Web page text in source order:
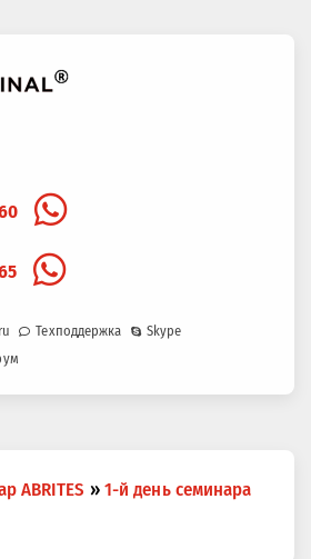
Техподдержка
Skype
ABRITES » 1-й день семинара